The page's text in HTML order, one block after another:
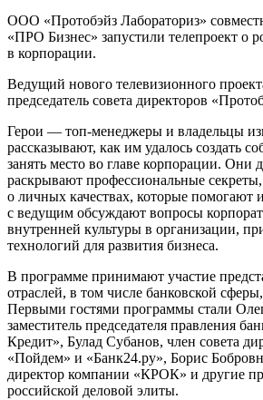
ООО «Протобэйз Лабораториз»
«ПРО Бизнес» запустили телепроект о
в корпорации.
Ведущий нового телевизионного
председатель совета директоров
Герои — топ-менеджеры и владельцы
рассказывают, как им удалось создать
занять место во главе корпорации. Они
раскрывают профессиональные
о личных качествах, которые помогают
с ведущим обсуждают вопросы
внутренней культуры в организации,
технологий для развития бизнеса.
В программе принимают участие
отраслей, в том числе банковской
Первыми гостями программы стали
заместитель председателя правления
Кредит», Булад Субанов, член совета
«Пойдем» и «Банк24.ру», Борис
директор компании «КРОК» и другие
российской деловой элиты.